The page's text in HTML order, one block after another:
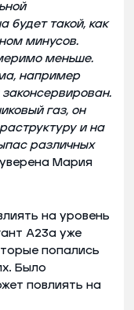
будет такой, как
минусов.
меньше.
например
газ, он
и на
различных
Мария
на уровень
А23а уже
попались
Было
повлиять на